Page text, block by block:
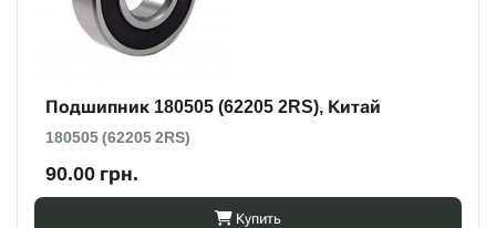
Подшипник 180505 (62205 2RS), Китай
180505 (62205 2RS)
90.00 грн.
Купить